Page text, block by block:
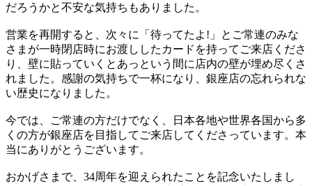
だろうかと不安な気持ちもありました。
営業を再開すると、次々に「待ってたよ!」とご常連のみな
さまが一時閉店時にお渡ししたカードを持ってご来店くださ
り、壁に貼っていくとあっという間に店内の壁が埋め尽くさ
れました。感謝の気持ちで一杯になり、銀座店の忘れられな
い歴史になりました。
今では、ご常連の方だけでなく、日本各地や世界各国から多
くの方が銀座店を目指してご来店してくださっています。本
当にありがとうございます。
おかげさまで、34周年を迎えられたことを記念いたしまし